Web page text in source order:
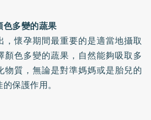
多變的蔬果
，懷孕期間最重要的是適當地攝取
顏色多變的蔬果，自然能夠吸取多
物質，無論是對準媽媽或是胎兒的
保護作用。